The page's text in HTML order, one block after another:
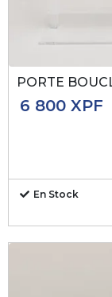
PORTE
6 800XPF
En Stock